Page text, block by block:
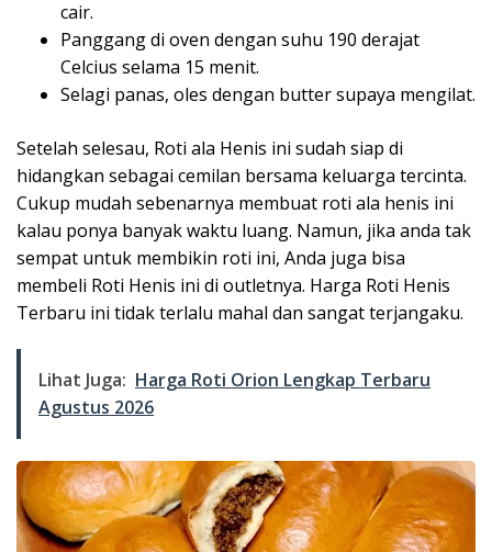
cair.
Panggang di oven dengan suhu 190 derajat
Celcius selama 15 menit.
Selagi panas, oles dengan butter supaya mengilat.
Setelah selesau, Roti ala Henis ini sudah siap di
hidangkan sebagai cemilan bersama keluarga tercinta.
Cukup mudah sebenarnya membuat roti ala henis ini
kalau ponya banyak waktu luang. Namun, jika anda tak
sempat untuk membikin roti ini, Anda juga bisa
membeli Roti Henis ini di outletnya. Harga Roti Henis
Terbaru ini tidak terlalu mahal dan sangat terjangaku.
Lihat Juga: Harga Roti Orion Lengkap Terbaru
Agustus 2026